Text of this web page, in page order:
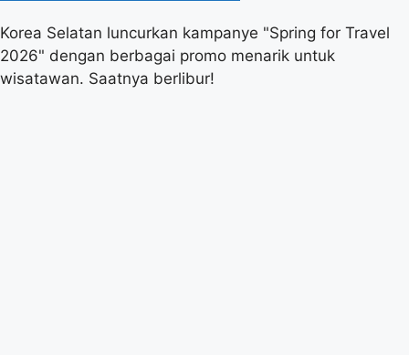
Korea Selatan luncurkan kampanye "Spring for Travel
2026" dengan berbagai promo menarik untuk
wisatawan. Saatnya berlibur!